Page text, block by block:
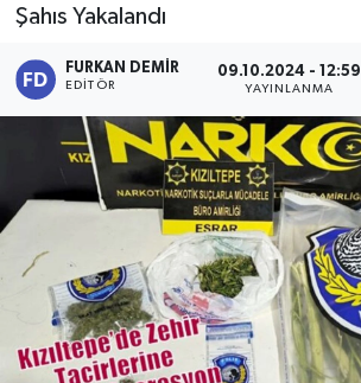
Şahıs Yakalandı
FURKAN DEMIR
EDITÖR
09.10.2024 - 12:59
YAYINLANMA
Son Dakika Haberleri
Haber Arşivi